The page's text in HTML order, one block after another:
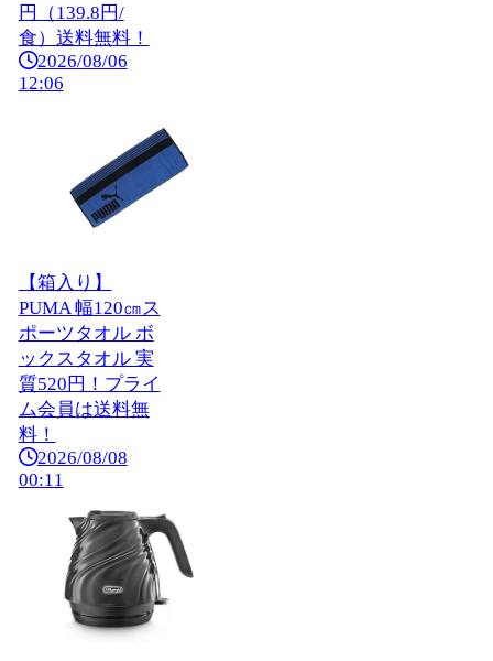
円（139.8円/
食）送料無料！
2026/08/06
12:06
【箱入り】
PUMA 幅120㎝ス
ポーツタオル ボ
ックスタオル 実
質520円！プライ
ム会員は送料無
料！
2026/08/08
00:11